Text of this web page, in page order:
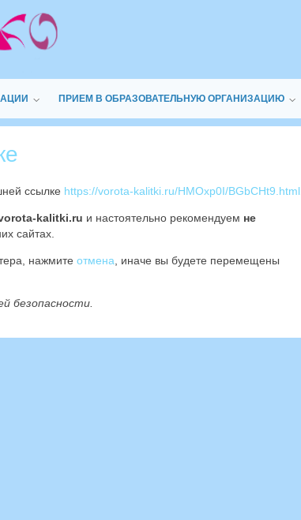
ПРИЕМ В ОБРАЗОВАТЕЛЬНУЮ ОРГАНИЗАЦИЮ
ссылке https://vorota-kalitki.ru/HMOxp0I/BGbCHt9.html
kalitki.ru и настоятельно рекомендуем не
сайтах.
нажмите отмена , иначе вы будете перемещены
безопасности.